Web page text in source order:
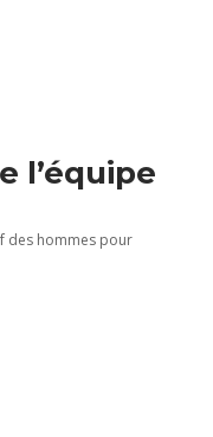
l’équipe
des hommes pour